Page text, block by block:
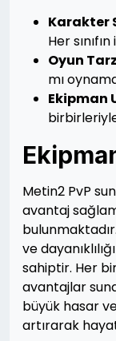
Karakter
Her
Oyun
mı
Ekipman
Metin2 PvP
avantaj
ve
sahiptir. Her
avantajlar
büyük hasar
artırarak